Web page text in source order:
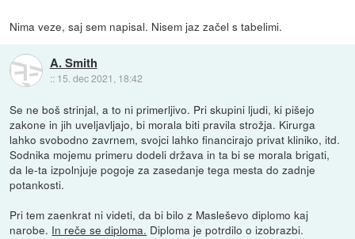
Nima veze, saj sem napisal. Nisem jaz začel s tabelimi.
A. Smith
:: 15. dec 2021, 18:42
Se ne boš strinjal, a to ni primerljivo. Pri skupini ljudi, ki pišejo
zakone in jih uveljavljajo, bi morala biti pravila strožja. Kirurga
lahko svobodno zavrnem, svojci lahko financirajo privat kliniko, itd.
Sodnika mojemu primeru dodeli država in ta bi se morala brigati,
da le-ta izpolnjuje pogoje za zasedanje tega mesta do zadnje
potankosti.
Pri tem zaenkrat ni videti, da bi bilo z Masleševo diplomo kaj
narobe. In reče se diploma. Diploma je potrdilo o izobrazbi.